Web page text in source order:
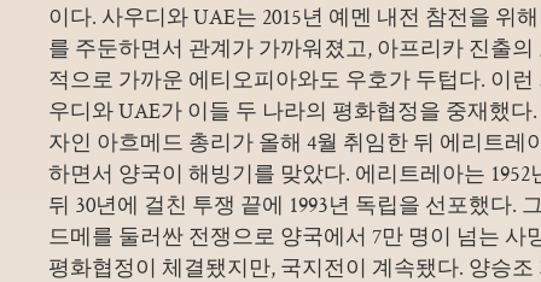
이다. 사우디와 UAE는 2015년 예멘 내전 참전을 위
를 주둔하면서 관계가 가까워졌고, 아프리카 진출
적으로 가까운 에티오피아와도 우호가 두텁다. 이
우디와 UAE가 이들 두 나라의 평화협정을 중재했다
자인 아흐메드 총리가 올해 4월 취임한 뒤 에리트레
하면서 양국이 해빙기를 맞았다. 에리트레아는
뒤 30년에 걸친 투쟁 끝에 1993년 독립을 선포했다.
드메를 둘러싼 전쟁으로 양국에서 7만 명이 넘는 사
평화협정이 체결됐지만, 국지전이 계속됐다. 양승조